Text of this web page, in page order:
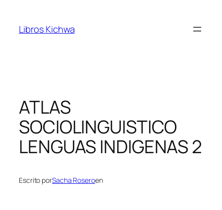
contenido
Libros Kichwa
ATLAS
SOCIOLINGUISTICO
LENGUAS INDIGENAS 2
Escrito porSacha Roseroen